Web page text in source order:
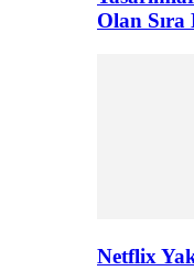
Olan Sıra
Netflix